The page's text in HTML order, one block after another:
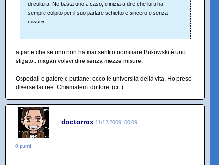
di cultura. Ne basta uno a caso, e inizia a dire che lui ti ha
sempre colpito per il suo parlare schietto e sincero e senza
misure.
a parte che se uno non ha mai sentito nominare Bukowski è uno
sfigato.. magari volevi dire senza mezze misure.
Ospedali e galere e puttane: ecco le università della vita. Ho preso
diverse lauree. Chiamatemi dottore. (cit.)
doctorrox 11/12/2009, 00:09
0 punti